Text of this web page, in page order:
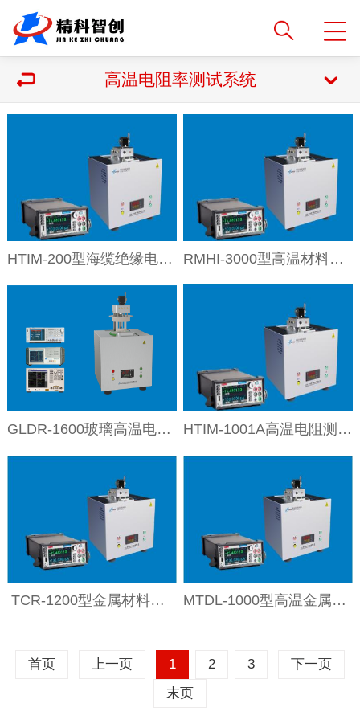
高温电阻率测试系统
HTIM-200型海缆绝缘电阻测试系统 RMHI-3000型高温材料超低微电阻测试仪
GLDR-1600玻璃高温电导率测试装置 HTIM-1001A高温电阻测试仪
‌ TCR-1200型金属材料高温电阻测试仪 MTDL-1000型高温金属熔融电导率测试装置
首页 上一页 1 2 3
下一页
末页